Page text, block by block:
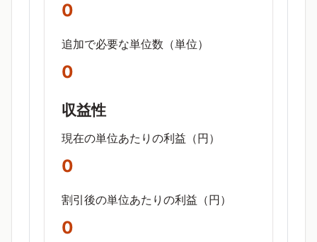
0
追加で必要な単位数（単位）
0
収益性
現在の単位あたりの利益（円）
0
割引後の単位あたりの利益（円）
0